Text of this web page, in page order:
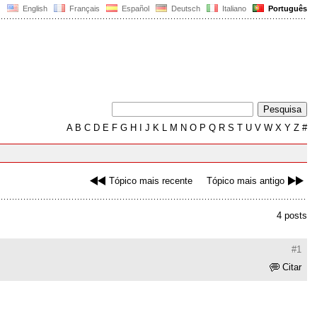
English Français Español Deutsch Italiano Português
AB C D E F G H J K L M N O P Q R S T U V W X Y Z #
Tópico mais recente Tópico mais antigo
4 posts
#1
Citar